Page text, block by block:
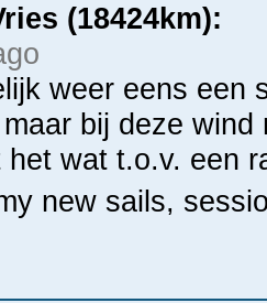
(18424km):
weer eens een
bij deze
het wat t.o.v. een
new sails,